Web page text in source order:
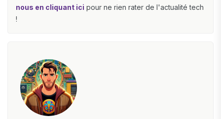
nous en cliquant ici pour ne rien rater de l'actualité tech
!